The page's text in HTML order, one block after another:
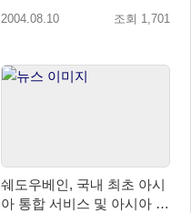
2004.08.10 조회 1,701
쉐도우베인, 국내 최초 아시
아 통합 서비스 및 아시아 단